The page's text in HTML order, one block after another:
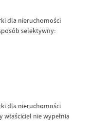
dla nieruchomości
selektywny:
dla nieruchomości
nie wypełnia